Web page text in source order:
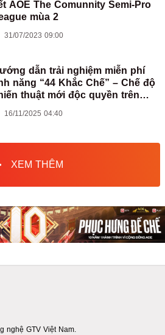
AOE The Comunnity Semi-Pro
mùa 2
31/07/2023 09:00
dẫn trải nghiệm miễn phí
năng “44 Khắc Chế” – Chế độ
thuật mới độc quyền trên
16/11/2025 04:40
XEM THÊM
nghệ GTV Việt Nam.